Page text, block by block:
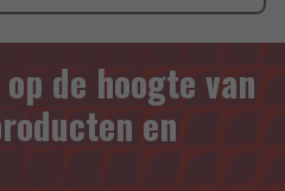
de hoogte van
en